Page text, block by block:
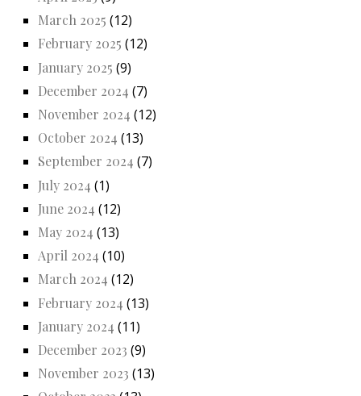
March 2025 (12)
February 2025 (12)
January 2025 (9)
December 2024 (7)
November 2024 (12)
October 2024 (13)
September 2024 (7)
July 2024 (1)
June 2024 (12)
May 2024 (13)
April 2024 (10)
March 2024 (12)
February 2024 (13)
January 2024 (11)
December 2023 (9)
November 2023 (13)